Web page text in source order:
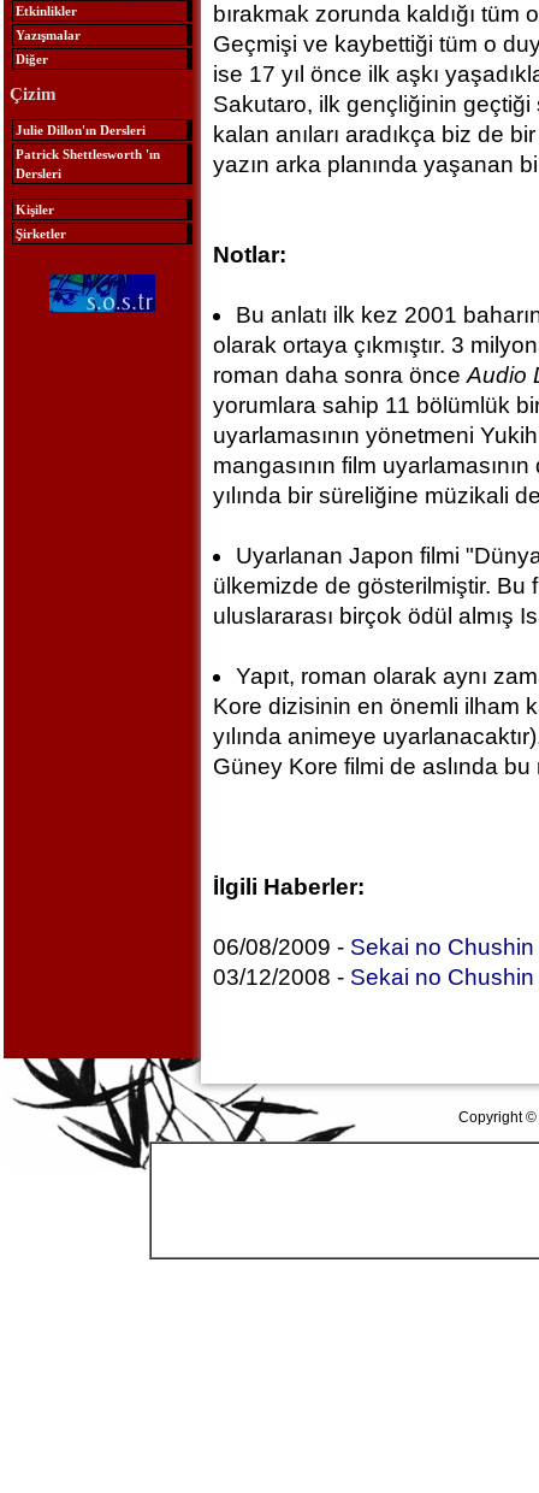
Etkinlikler
Yazışmalar
Diğer
Çizim
Julie Dillon'ın Dersleri
Patrick Shettlesworth 'ın
Dersleri
Kişiler
Şirketler
bırakmak zorunda kaldığı
Geçmişi ve kaybettiği tüm o
ise 17 yıl önce ilk aşkı
Sakutaro, ilk gençliğinin
kalan anıları aradıkça biz de
yazın arka planında yaşanan
Notlar:
Bu anlatı ilk kez 2001
olarak ortaya çıkmıştır. 3
roman daha sonra önce Audio
yorumlara sahip 11 bölümlük
uyarlamasının yönetmeni
mangasının film
yılında bir süreliğine müzikali
Uyarlanan Japon filmi
ülkemizde de gösterilmiştir. Bu
uluslararası birçok ödül almış
Yapıt, roman olarak aynı
Kore dizisinin en önemli ilham
yılında animeye
Güney Kore filmi de aslında
İlgili Haberler:
06/08/2009 - Sekai no
03/12/2008 - Sekai no
Copyright ©